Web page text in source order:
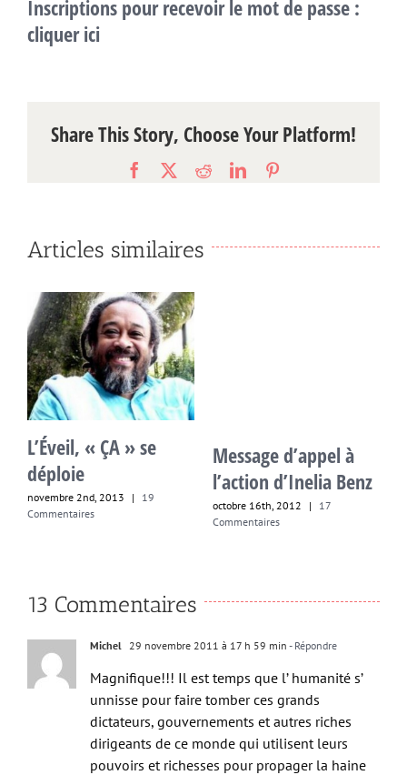
Inscriptions pour recevoir le mot de passe :
cliquer ici
Share This Story, Choose Your Platform!
Facebook RedditLinkedIn
Articles similaires
« ÇA » se
2nd, 2013
19
Message d’appel à
l’action d’Inelia Benz
octobre 16th, 2012
17
Commentaires
octobre
13 Commentaires
Michel 29 novembre 2011 à 17 h 59 min - Répondre
Magnifique!!! Il est temps que l’ humanité s’
unnisse pour faire tomber ces grands
dictateurs, gouvernements et autres riches
dirigeants de ce monde qui utilisent leurs
pouvoirs et richesses pour propager la haine